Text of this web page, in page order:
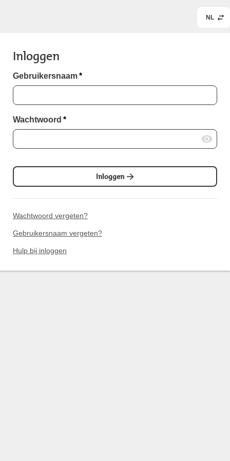
NL
Inloggen
Gebruikersnaam*
Wachtwoord *
Inloggen
Wachtwoord vergeten?
Gebruikersnaam vergeten?
Hulp bij inloggen